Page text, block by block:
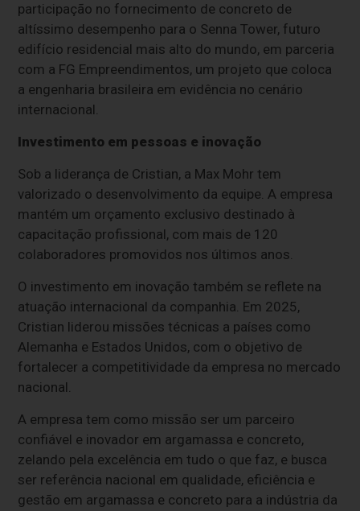
participação no fornecimento de concreto de
altíssimo desempenho para o Senna Tower, futuro
edifício residencial mais alto do mundo, em parceria
com a FG Empreendimentos, um projeto que coloca
a engenharia brasileira em evidência no cenário
internacional.
Investimento em pessoas e inovação
Sob a liderança de Cristian, a Max Mohr tem
valorizado o desenvolvimento da equipe. A empresa
mantém um orçamento exclusivo destinado à
capacitação profissional, com mais de 120
colaboradores promovidos nos últimos anos.
O investimento em inovação também se reflete na
atuação internacional da companhia. Em 2025,
Cristian liderou missões técnicas a países como
Alemanha e Estados Unidos, com o objetivo de
fortalecer a competitividade da empresa no mercado
nacional.
A empresa tem como missão ser um parceiro
confiável e inovador em argamassa e concreto,
zelando pela excelência em tudo o que faz, e busca
ser referência nacional em qualidade, eficiência e
gestão em argamassa e concreto para a indústria da